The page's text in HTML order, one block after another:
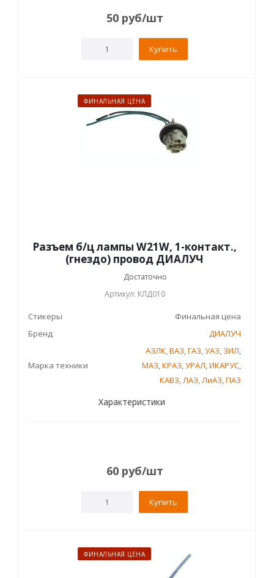
50 руб/шт
Купить
ФИНАЛЬНАЯ ЦЕНА
Разъем б/ц лампы W21W, 1-контакт.,
(гнездо) провод ДИАЛУЧ
Достаточно
Артикул: КЛД010
Стикеры
Финальная цена
Бренд
ДИАЛУЧ
Марка техники
АЗЛК,ВАЗ,ГАЗ,УАЗ, ЗИЛ,
МАЗ,КРАЗ,УРАЛ,ИКАРУС,
КАВЗ,ЛАЗ,ЛиАЗ,ПАЗ
Характеристики
60 руб/шт
Купить
ФИНАЛЬНАЯ ЦЕНА